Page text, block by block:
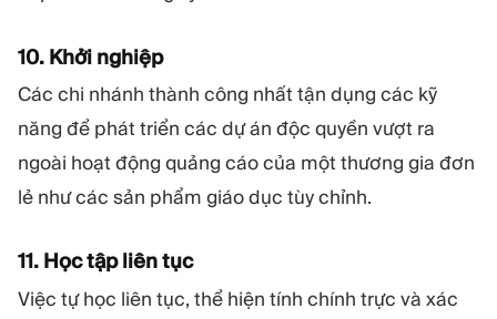
10. Khởi nghiệp
Các chi nhánh thành công nhất tận dụng các kỹ
năng để phát triển các dự án độc quyền vượt ra
ngoài hoạt động quảng cáo của một thương gia đơn
lẻ như các sản phẩm giáo dục tùy chỉnh.
11. Học tập liên tục
Việc tự học liên tục, thể hiện tính chính trực và xác